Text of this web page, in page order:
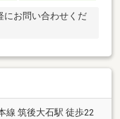
にお問い合わせくだ
線 筑後大石駅 徒歩22